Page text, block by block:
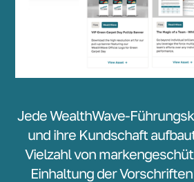
Jede WealthWave-
und ihre Kundschaft
Vielzahl von
Einhaltung der